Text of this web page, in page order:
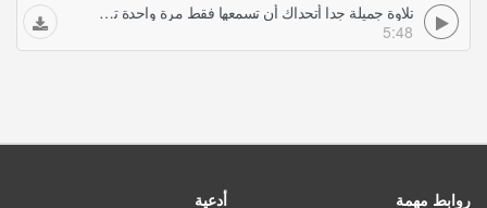
تلاوة جميلة جدا أتحداك أن تسمعها فقط مرة واحدة تلاوات خاشعة
5:48
روابط مهمة
أدعية